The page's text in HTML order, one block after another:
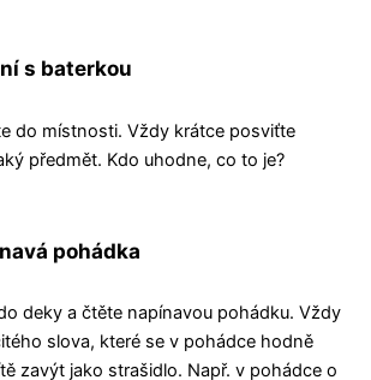
s baterkou
do místnosti. Vždy krátce posviťte
předmět. Kdo uhodne, co to je?
pohádka
deky a čtěte napínavou pohádku. Vždy
slova, které se v pohádce hodně
zavýt jako strašidlo. Např. v pohádce o